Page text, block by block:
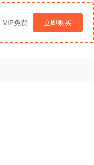
VIP免费 立即购买